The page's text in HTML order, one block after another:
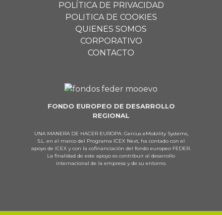
POLÍTICA DE PRIVACIDAD
POLITICA DE COOKIES
QUIENES SOMOS
CORPORATIVO
CONTACTO
FONDO EUROPEO DE DESARROLLO
REGIONAL
UNA MANERA DE HACER EUROPA. Genius eMobility Systems,
S.L. en el marco del Programa ICEX Next, ha contado con el
apoyo de ICEX y con la cofinanciación del fondo europeo FEDER.
La finalidad de este apoyo es contribuir al desarrollo
internacional de la empresa y de su entorno.